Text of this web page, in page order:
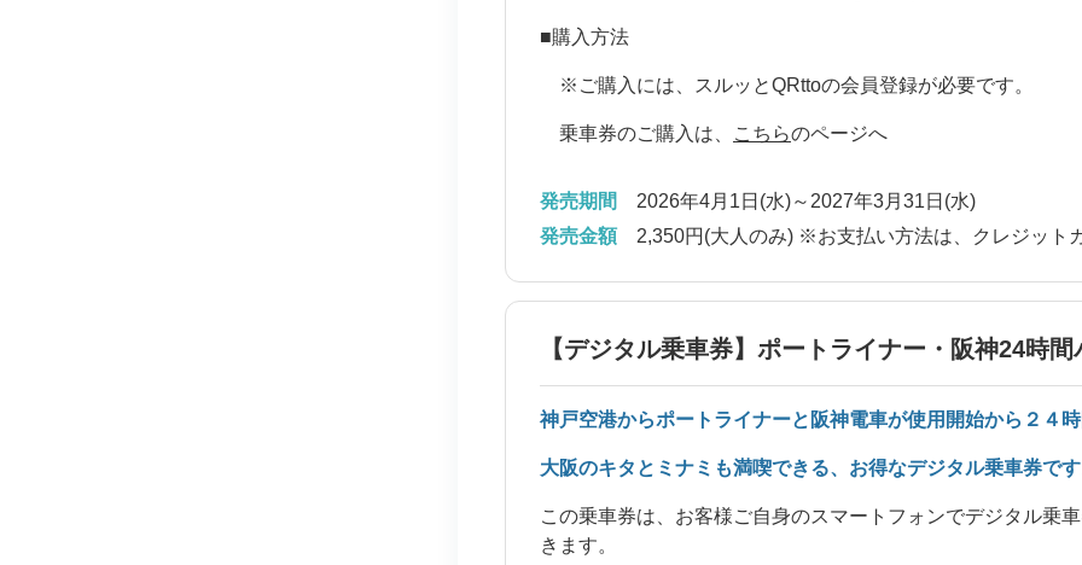
■購入方法
※ご購入には、 スルッとQRttoの会員登録が必要です。
乗車券のご購入は、 こちらのページへ
発売期間
2026年4月1日(水)～2027年3月31日(水)
発売金額
2,350円(大人のみ) ※お支払い方法は、クレジット
【デジタル乗車券】ポートライナー・阪神24時間
神戸空港からポートライナーと阪神電車が使用開始から２４
大阪のキタとミナミも満喫できる、お得なデジタル乗車券です
この乗車券は、お客様ご自身のスマートフォンでデジタル乗
きます。